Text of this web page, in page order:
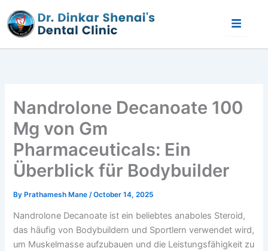
to
content
Nandrolone Decanoate 100
Mg von Gm
Pharmaceuticals: Ein
Überblick für Bodybuilder
ByPrathamesh Mane/October 14, 2025
Nandrolone Decanoate ist ein beliebtes anaboles Steroid,
das häufig von Bodybuildern und Sportlern verwendet wird,
um Muskelmasse aufzubauen und die Leistungsfähigkeit zu